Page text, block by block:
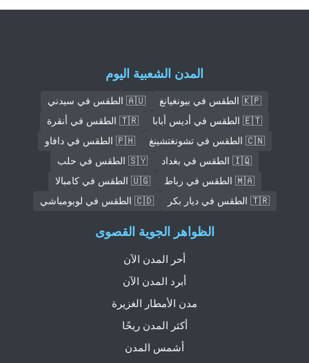
المدن الشعبية اليوم
🇰🇵 الطقس في بيونغيانغ
🇦🇺 الطقس في سيدني
🇪🇹 الطقس في أديس أبابا
🇹🇷 الطقس في أنقرة
🇨🇳 الطقس في تشونغتشينغ
🇵🇭 الطقس في دافاو
🇮🇶 الطقس في بغداد
🇸🇾 الطقس في حلب
🇲🇦 الطقس في رباط
🇺🇬 الطقس في كامبالا
🇹🇷 الطقس في ديار بكر
🇨🇩 الطقس في لوبومباشي
الظواهر الجوية القصوى
أحر المدن الآن
أبرد المدن الآن
مدن الأمطار الغزيرة
أكثر المدن ريحًا
أشمس المدن